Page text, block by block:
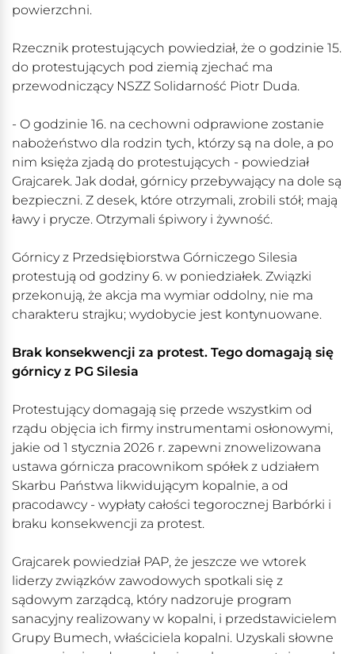
powierzchni.
Rzecznik protestujących powiedział, że o godzinie 15.
do protestujących pod ziemią zjechać ma
przewodniczący NSZZ Solidarność Piotr Duda.
- O godzinie 16. na cechowni odprawione zostanie
nabożeństwo dla rodzin tych, którzy są na dole, a po
nim księża zjadą do protestujących - powiedział
Grajcarek. Jak dodał, górnicy przebywający na dole są
bezpieczni. Z desek, które otrzymali, zrobili stół; mają
ławy i prycze. Otrzymali śpiwory i żywność.
Górnicy z Przedsiębiorstwa Górniczego Silesia
protestują od godziny 6. w poniedziałek. Związki
przekonują, że akcja ma wymiar oddolny, nie ma
charakteru strajku; wydobycie jest kontynuowane.
Brak konsekwencji za protest. Tego domagają się
górnicy z PG Silesia
Protestujący domagają się przede wszystkim od
rządu objęcia ich firmy instrumentami osłonowymi,
jakie od 1 stycznia 2026 r. zapewni znowelizowana
ustawa górnicza pracownikom spółek z udziałem
Skarbu Państwa likwidującym kopalnie, a od
pracodawcy - wypłaty całości tegorocznej Barbórki i
braku konsekwencji za protest.
Grajcarek powiedział PAP, że jeszcze we wtorek
liderzy związków zawodowych spotkali się z
sądowym zarządcą, który nadzoruje program
sanacyjny realizowany w kopalni, i przedstawicielem
Grupy Bumech, właściciela kopalni. Uzyskali słowne